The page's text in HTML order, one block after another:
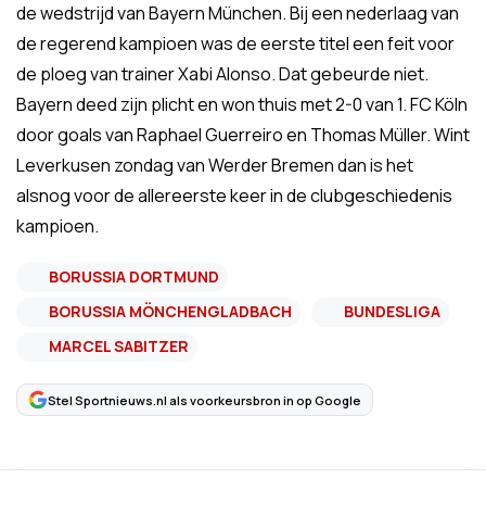
de wedstrijd van Bayern München. Bij een nederlaag van
de regerend kampioen was de eerste titel een feit voor
de ploeg van trainer Xabi Alonso. Dat gebeurde niet.
Bayern deed zijn plicht en won thuis met 2-0 van 1. FC Köln
door goals van Raphael Guerreiro en Thomas Müller. Wint
Leverkusen zondag van Werder Bremen dan is het
alsnog voor de allereerste keer in de clubgeschiedenis
kampioen.
BORUSSIA DORTMUND
BORUSSIA MÖNCHENGLADBACH
BUNDESLIGA
MARCEL SABITZER
Stel Sportnieuws.nl als voorkeursbron in op Google